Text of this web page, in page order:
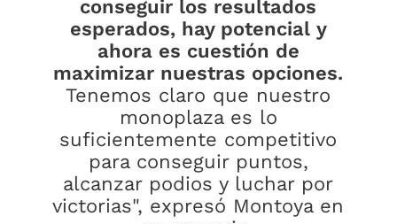
conseguir los resultados
esperados, hay potencial y
ahora es cuestión de
maximizar nuestras opciones.
Tenemos claro que nuestro
monoplaza es lo
suficientemente competitivo
para conseguir puntos,
alcanzar podios y luchar por
victorias", expresó Montoya en